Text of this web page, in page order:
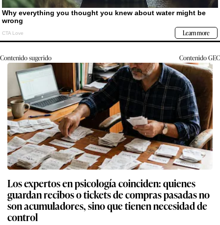
Contenido sugerido ContenidoGEC
Los expertos en psicología coinciden: quienes
guardan recibos o tickets de compras pasadas no
son acumuladores, sino que tienen necesidad de
control